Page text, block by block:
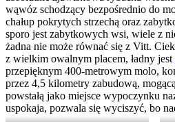
wąwóz schodzący bezpośrednio do
chałup pokrytych strzechą oraz
sporo jest zabytkowych wsi, wiele z
żadna nie może równać się z Vitt.
z wielkim owalnym placem, ładny jest
przepięknym 400-metrowym molo,
przez 4,5 kilometry zabudową,
powstałą jako miejsce wypoczynku
uspokaja, pozwala się wyciszyć, bo